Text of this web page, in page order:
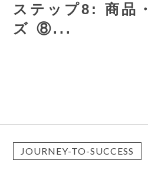
ステップ8: 商品
ズ ⑧...
JOURNEY-TO-SUCCESS